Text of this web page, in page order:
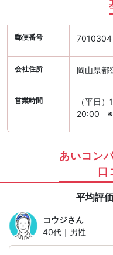
郵便番号 7010304
会社住所 岡山県都
営業時間
（平日
20:00 ※
あいコン
口
平均評価
コウジさん
40代｜男性